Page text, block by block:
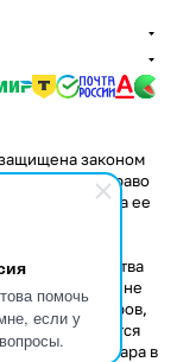
помочь
если у
законом
за собой право
не влияющие на ее
В связи с
и
свойства
могут не
товаров,
данного товара в